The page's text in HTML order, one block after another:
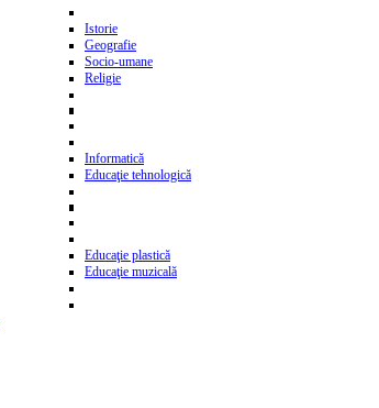
Istorie
Geografie
Socio-umane
Religie
Informatică
Educaţie tehnologică
Educaţie plastică
Educaţie muzicală